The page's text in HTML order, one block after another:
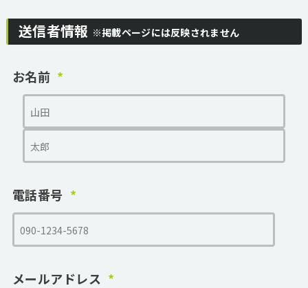
送信者情報 ※掲載ページには反映されません
お名前
電話番号
メールアドレス